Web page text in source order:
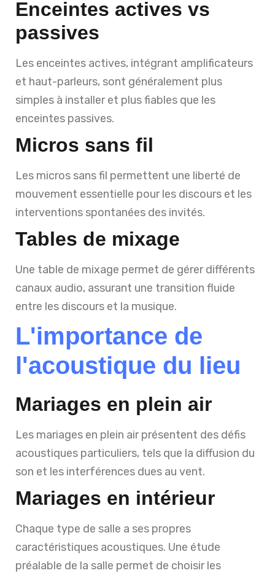
Enceintes actives vs
passives
Les enceintes actives, intégrant amplificateurs
et haut-parleurs, sont généralement plus
simples à installer et plus fiables que les
enceintes passives.
Micros sans fil
Les micros sans fil permettent une liberté de
mouvement essentielle pour les discours et les
interventions spontanées des invités.
Tables de mixage
Une table de mixage permet de gérer différents
canaux audio, assurant une transition fluide
entre les discours et la musique.
L'importance de
l'acoustique du lieu
Mariages en plein air
Les mariages en plein air présentent des défis
acoustiques particuliers, tels que la diffusion du
son et les interférences dues au vent.
Mariages en intérieur
Chaque type de salle a ses propres
caractéristiques acoustiques. Une étude
préalable de la salle permet de choisir les